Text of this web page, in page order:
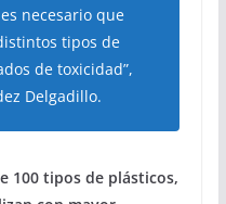
necesario que
tipos de
de toxicidad”,
Delgadillo.
100 tipos de plásticos,